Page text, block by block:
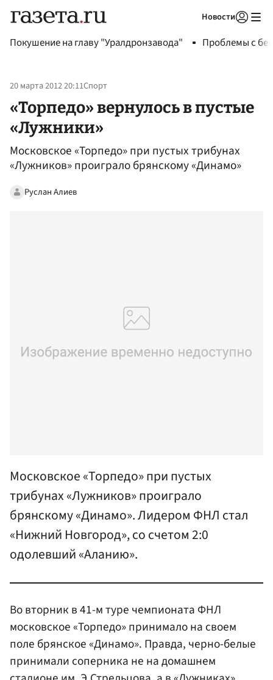
Новости
Покушение на главу "Уралдронзавода" Проблемы с
20 марта 2012 20:11Спорт
«Торпедо» вернулось в пустые
«Лужники»
Московское «Торпедо» при пустых трибунах
«Лужников» проиграло брянскому «Динамо»
Руслан Алиев
Московское «Торпедо» при пустых
трибунах «Лужников» проиграло
брянскому «Динамо». Лидером ФНЛ стал
«Нижний Новгород», со счетом 2:0
одолевший «Аланию».
Во вторник в 41-м туре чемпионата ФНЛ
московское «Торпедо» принимало на своем
поле брянское «Динамо». Правда, черно-белые
принимали соперника не на домашнем